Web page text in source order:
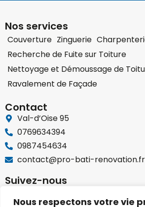
Nous respectons votre vie
Nos services
Couverture Zinguerie
Recherche de Fuite sur Toiture
Nettoyage et Démoussage de
Ravalement de Façade
Contact
Val-d’Oise 95
0769634394
0987454634
contact@pro-bati-renovation.fr
Suivez-nous